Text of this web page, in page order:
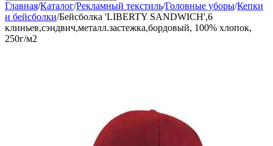
Главная/Каталог/Рекламный текстиль/Головные уборы/Кепки
и бейсболки/Бейсболка 'LIBERTY SANDWICH',6
клиньев,сэндвич,металл.застежка,бордовый, 100% хлопок,
250г/м2